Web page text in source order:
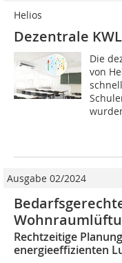
Helios
Dezentrale
Die
von
Ausgabe 02/2024
Rechtzeitige
energieeffizienten